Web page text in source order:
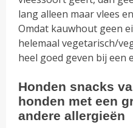
lang alleen maar vlees
Omdat kauwhout geen
helemaal vegetarisch/
heel goed geven bij een
Honden snacks
honden met een
andere allergieën